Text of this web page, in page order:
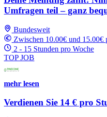
Umfragen teil – ganz
Bundesweit
Zwischen 10.00€ und 15.00€
2 - 15 Stunden pro Woche
TOP JOB
mehr lesen
Verdienen Sie 14 € pro